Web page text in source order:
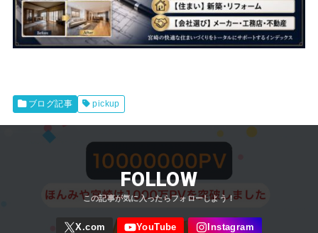
ブログ記事 pickup
FOLLOW